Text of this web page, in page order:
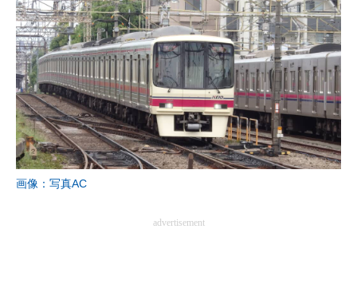
画像：写真AC
advertisement